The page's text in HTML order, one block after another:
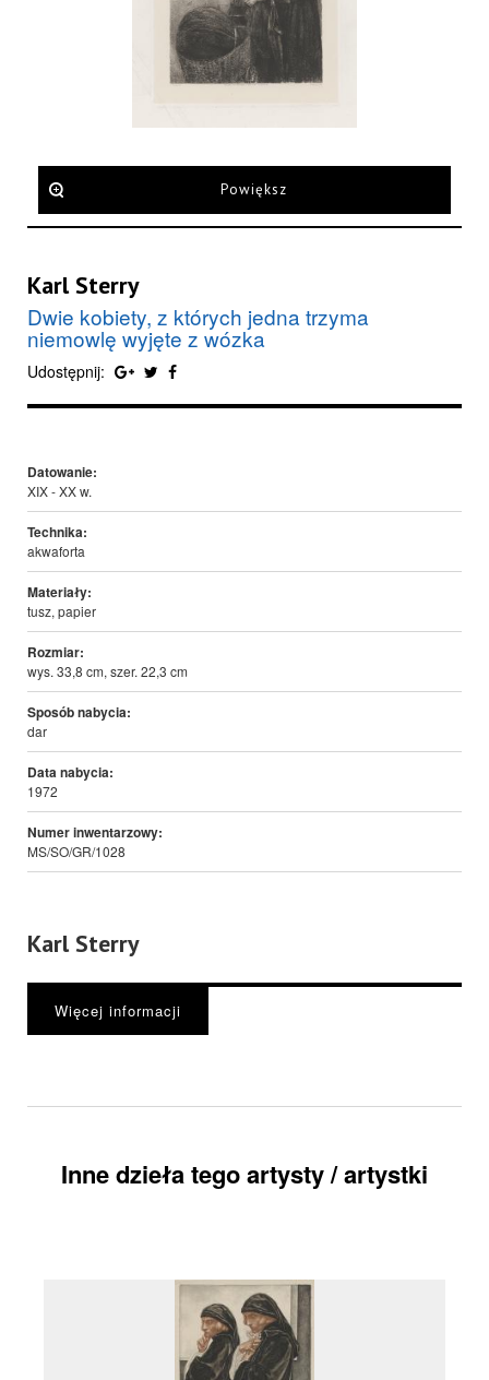
Powiększ
Karl Sterry
Dwie kobiety, z których jedna trzyma
niemowlę wyjęte z wózka
Udostępnij:
Datowanie:
XIX - XX w.
Technika:
akwaforta
Materiały:
tusz, papier
Rozmiar:
wys. 33,8 cm, szer. 22,3 cm
Sposób nabycia:
dar
Data nabycia:
1972
Numer inwentarzowy:
MS/SO/GR/1028
Karl Sterry
Więcej informacji
Inne dzieła tego artysty / artystki